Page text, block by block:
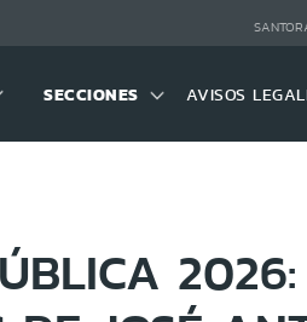
SECCIONES AVISOS
2026: